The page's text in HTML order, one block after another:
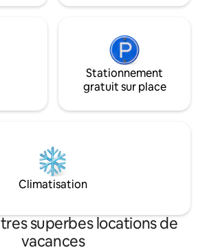
Bois de chauffage
être pelleté dans
Stationnement
gratuit sur place
Climatisation
superbes locations de
vacances